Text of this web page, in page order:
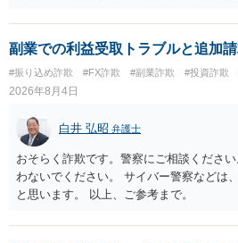
ず、最寄りの消費生活センターへ相談し
かのアドバイスを受けられることをお勧
れば、弁護士へ依頼して警告してもらう
せん。
副業での利益受取トラブルと追加
#振り込め詐欺 #FX詐欺 #副業詐欺 #投資詐欺
2026年8月4日
白井 弘昭 弁護士
おそらく詐欺です。警察にご相談くださ
わないでください。 サイバー警察などは
と思います。 以上、ご参考まで。